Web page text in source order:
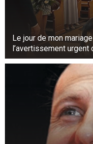
Le jour de mon
l’avertissement urgent